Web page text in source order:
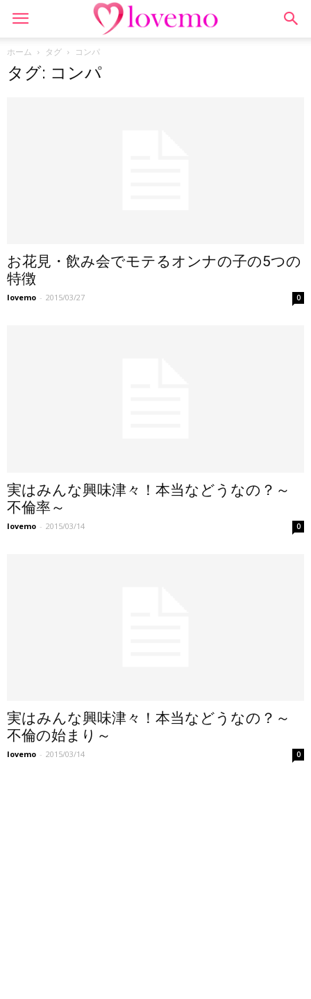
ホーム タグ コンパ
タグ: コンパ
お花見・飲み会でモテるオンナの子の5つの
特徴
lovemo - 2015/03/27 0
実はみんな興味津々！本当などうなの？～
不倫率～
lovemo - 2015/03/14 0
実はみんな興味津々！本当などうなの？～
不倫の始まり～
lovemo - 2015/03/14 0